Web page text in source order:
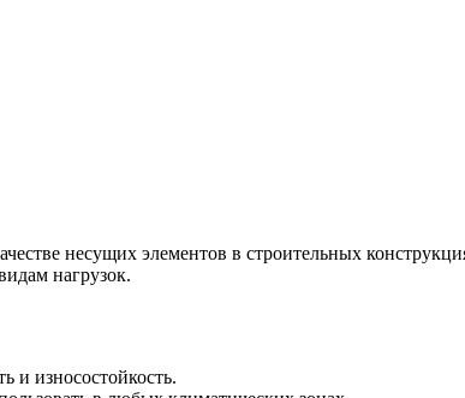
несущих элементов в строительных
нагрузок.
и износостойкость.